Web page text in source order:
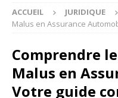
ACCUEIL JURIDIQUE
Malus en Assurance
Comprendre
Malus en
Votre guide